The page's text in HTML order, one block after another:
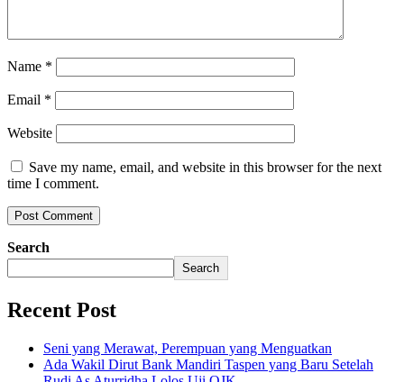
Name *
Email *
Website
Save my name, email, and website in this browser for the next
time I comment.
Search
Search
Recent Post
Seni yang Merawat, Perempuan yang Menguatkan
Ada Wakil Dirut Bank Mandiri Taspen yang Baru Setelah